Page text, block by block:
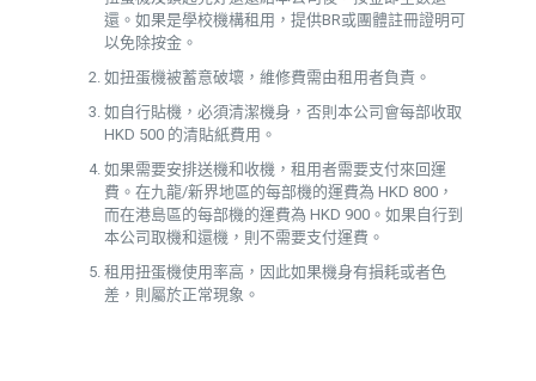
還。如果是學校機構租用，提供BR或團體註冊證明可
以免除按金。
如扭蛋機被蓄意破壞，維修費需由租用者負責。
如自行貼機，必須清潔機身，否則本公司會每部收取
HKD 500 的清貼紙費用。
如果需要安排送機和收機，租用者需要支付來回運
費。在九龍/新界地區的每部機的運費為 HKD 800，
而在港島區的每部機的運費為 HKD 900。如果自行到
本公司取機和還機，則不需要支付運費。
租用扭蛋機使用率高，因此如果機身有損耗或者色
差，則屬於正常現象。